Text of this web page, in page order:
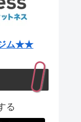
ム★★
る